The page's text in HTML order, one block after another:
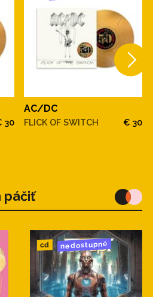
30
AC/DC
FLICK OF SWITCH € 30
páčiť
cd nedostupné